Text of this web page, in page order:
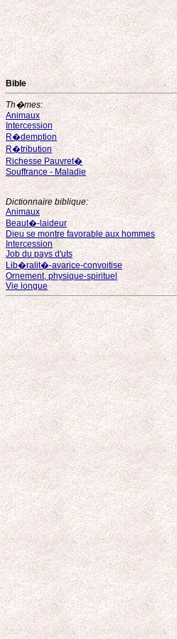
Bible
Th�mes:
Animaux
Intercession
R�demption
R�tribution
Richesse Pauvret�
Souffrance - Maladie
Dictionnaire biblique:
Animaux
Beaut�-laideur
Dieu se montre favorable aux hommes
Intercession
Job du pays d'uts
Lib�ralit�-avarice-convoitise
Ornement, physique-spirituel
Vie longue